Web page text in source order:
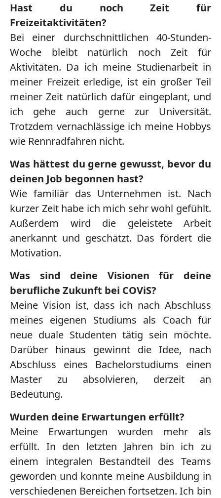
Hast du noch Zeit für
Freizeitaktivitäten?
Bei einer durchschnittlichen 40-Stunden-
Woche bleibt natürlich noch Zeit für
Aktivitäten. Da ich meine Studienarbeit in
meiner Freizeit erledige, ist ein großer Teil
meiner Zeit natürlich dafür eingeplant, und
ich gehe auch gerne zur Universität.
Trotzdem vernachlässige ich meine Hobbys
wie Rennradfahren nicht.
Was hättest du gerne gewusst, bevor du
deinen Job begonnen hast?
Wie familiär das Unternehmen ist. Nach
kurzer Zeit habe ich mich sehr wohl gefühlt.
Außerdem wird die geleistete Arbeit
anerkannt und geschätzt. Das fördert die
Motivation.
Was sind deine Visionen für deine
berufliche Zukunft bei COViS?
Meine Vision ist, dass ich nach Abschluss
meines eigenen Studiums als Coach für
neue duale Studenten tätig sein möchte.
Darüber hinaus gewinnt die Idee, nach
Abschluss eines Bachelorstudiums einen
Master zu absolvieren, derzeit an
Bedeutung.
Wurden deine Erwartungen erfüllt?
Meine Erwartungen wurden mehr als
erfüllt. In den letzten Jahren bin ich zu
einem integralen Bestandteil des Teams
geworden und konnte meine Ausbildung in
verschiedenen Bereichen fortsetzen. Ich bin